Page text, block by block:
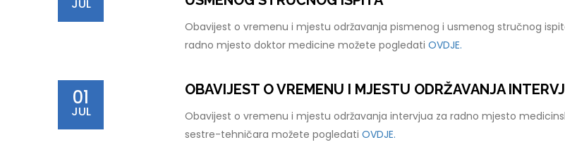
JUL
Obavijest o vremenu i mjestu održavanja pismenog i usmenog stručnog
radno mjesto doktor medicine možete pogledati OVDJE.
01
JUL
OBAVIJEST O VREMENU I MJESTU ODRŽAVANJA
Obavijest o vremenu i mjestu održavanja intervjua za radno mjesto
sestre-tehničara možete pogledati OVDJE.